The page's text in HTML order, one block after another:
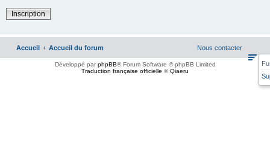
Inscription
Accueil Accueil du forum Nous contacter
Développé parphpBB® Forum Software © phpBB Limited
Traduction française officielle ©Qiaeru